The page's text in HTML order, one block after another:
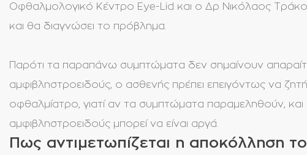
Οφθαλμολογικό Κέντρο Eye-Lid και ο Δρ Νικόλαος
και θα διαγνώσει το πρόβλημα.
Παρότι τα παραπάνω συμπτώματα δεν σημαίνουν
αμφιβληστροειδούς, ο ασθενής πρέπει επειγόντως να
οφθαλμίατρο, γιατί αν τα συμπτώματα παραμεληθούν,
αμφιβληστροειδούς μπορεί να είναι αργά.
Πως αντιμετωπίζεται η αποκόλληση